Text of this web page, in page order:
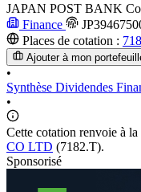
JAPAN POST BANK
Finance
Places de cotation :
Ajouter à mon
•
Synthèse Dividendes
•
Cette cotation renvoie à
CO LTD (7182.T).
Sponsorisé